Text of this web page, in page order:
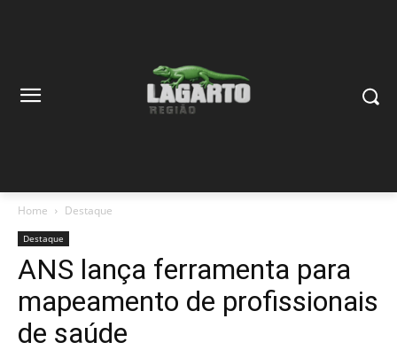
Home Destaque
Destaque
ANS lança ferramenta para
mapeamento de profissionais
de saúde